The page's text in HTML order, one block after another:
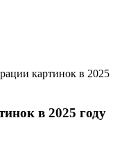
картинок в 2025
в 2025 году